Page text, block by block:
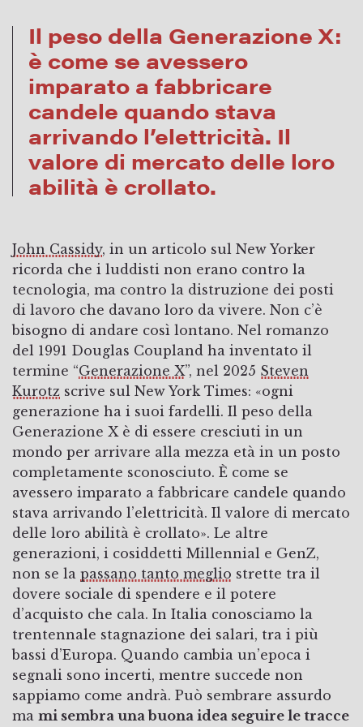
Il peso della Generazione X:
è come se avessero
imparato a fabbricare
candele quando stava
arrivando l’elettricità. Il
valore di mercato delle loro
abilità è crollato.
John Cassidy, in un articolo sul New Yorker
ricorda che i luddisti non erano contro la
tecnologia, ma contro la distruzione dei posti
di lavoro che davano loro da vivere. Non c’è
bisogno di andare così lontano. Nel romanzo
del 1991 Douglas Coupland ha inventato il
termine “Generazione X”, nel 2025 Steven
Kurotz scrive sul New York Times: «ogni
generazione ha i suoi fardelli. Il peso della
Generazione X è di essere cresciuti in un
mondo per arrivare alla mezza età in un posto
completamente sconosciuto. È come se
avessero imparato a fabbricare candele quando
stava arrivando l’elettricità. Il valore di mercato
delle loro abilità è crollato». Le altre
generazioni, i cosiddetti Millennial e GenZ,
non se la passano tanto meglio strette tra il
dovere sociale di spendere e il potere
d’acquisto che cala. In Italia conosciamo la
trentennale stagnazione dei salari, tra i più
bassi d’Europa. Quando cambia un’epoca i
segnali sono incerti, mentre succede non
sappiamo come andrà. Può sembrare assurdo
ma mi sembra una buona idea seguire le tracce